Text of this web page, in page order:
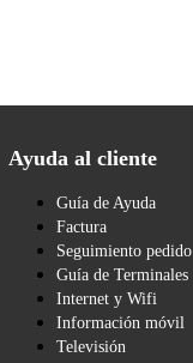
Ayuda al cliente
Guía de Ayuda
Factura
Seguimiento pedido
Guía de Terminales
Internet y Wifi
Información móvil
Televisión